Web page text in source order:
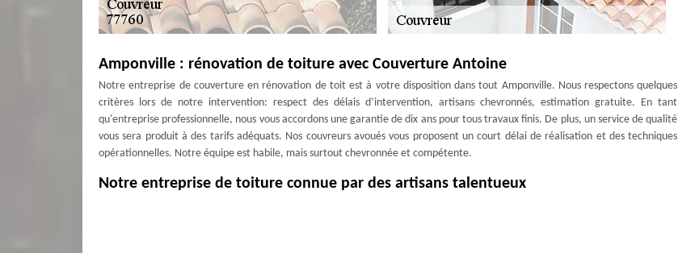
Amponville : rénovation de toiture avec Couverture Antoine
Notre entreprise de couverture en rénovation de toit est à votre disposition dans tout Amponville. Nous respectons quelques
critères lors de notre intervention: respect des délais d’intervention, artisans chevronnés, estimation gratuite. En tant
qu'entreprise professionnelle, nous vous accordons une garantie de dix ans pour tous travaux finis. De plus, un service de qualité
vous sera produit à des tarifs adéquats. Nos couvreurs avoués vous proposent un court délai de réalisation et des techniques
opérationnelles. Notre équipe est habile, mais surtout chevronnée et compétente.
Notre entreprise de toiture connue par des artisans talentueux